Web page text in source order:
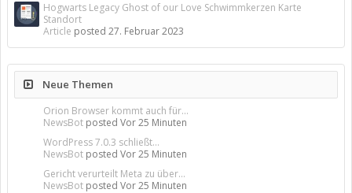
Hogwarts Legacy Ghost of our Love Schwimmkerzen Karte
Standort
Article posted 27. Februar 2023
Neue Themen
Orion Browser kommt auch für...
NewsBot posted Vor 25 Minuten
WordPress 7.0.3 schließt...
NewsBot posted Vor 25 Minuten
Gericht verurteilt Meta zu über...
NewsBot posted Vor 25 Minuten